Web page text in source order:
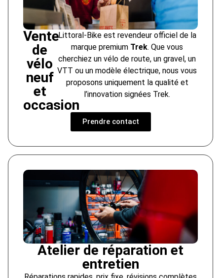
Vente
de
vélo
neuf
et
occasion
Littoral-Bike est revendeur officiel de la
marque premium Trek. Que vous
cherchiez un vélo de route, un gravel, un
VTT ou un modèle électrique, nous vous
proposons uniquement la qualité et
l’innovation signées Trek.
Prendre contact
Atelier de réparation et
entretien